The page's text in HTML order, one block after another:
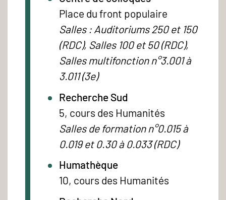
Place du front populaire
Salles : Auditoriums 250 et 150
(RDC), Salles 100 et 50 (RDC),
Salles multifonction n°3.001 à
3.011 (3e)
Recherche Sud
5, cours des Humanités
Salles de formation n°0.015 à
0.019 et 0.30 à 0.033 (RDC)
Humathèque
10, cours des Humanités